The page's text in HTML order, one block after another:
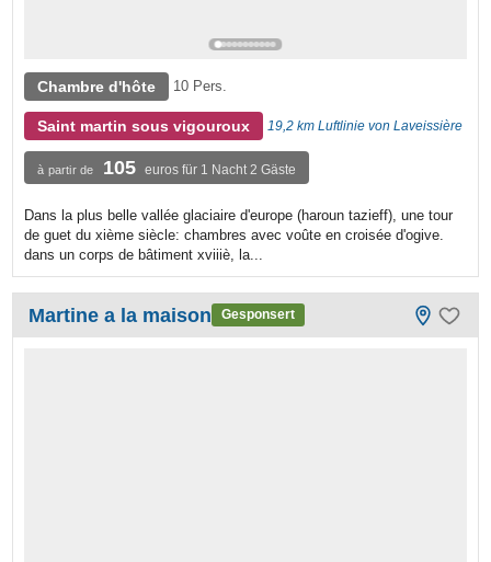
Chambre d'hôte 10 Pers.
Saint martin sous vigouroux 19,2 km Luftlinie von Laveissière
à partir de 105 euros für 1 Nacht 2 Gäste
Dans la plus belle vallée glaciaire d'europe (haroun tazieff), une tour
de guet du xième siècle: chambres avec voûte en croisée d'ogive.
dans un corps de bâtiment xviiiè, la...
Martine a la maison Gesponsert